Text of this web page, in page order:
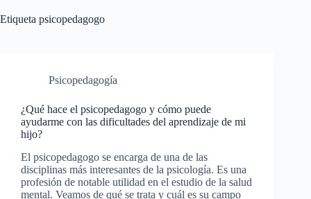
Etiqueta psicopedagogo
Psicopedagogía
¿Qué hace el psicopedagogo y cómo puede
ayudarme con las dificultades del aprendizaje de mi
hijo?
El psicopedagogo se encarga de una de las
disciplinas más interesantes de la psicología. Es una
profesión de notable utilidad en el estudio de la salud
mental. Veamos de qué se trata y cuál es su campo